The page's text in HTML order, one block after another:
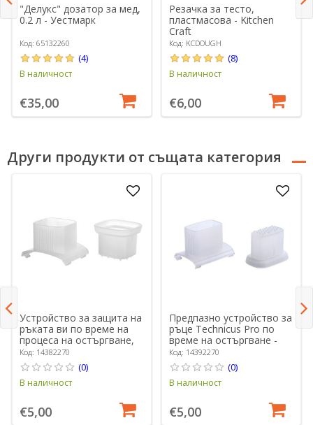
"Делукс" дозатор за мед,
0.2 л - Уестмарк
Код: 65132260
(4)
В наличност
€35,00
Резачка за тесто,
пластмасова - Kitchen
Craft
Код: KCDOUGH
(8)
В наличност
€6,00
Други продукти от същата категория
Устройство за защита на
ръката ви по време на
процеса на остъргване,
площад Technicus -
Westmark
Код: 14382270
(0)
В наличност
€5,00
Предпазно устройство за
ръце Technicus Pro по
време на остъргване -
Westmark
Код: 14392270
(0)
В наличност
€5,00